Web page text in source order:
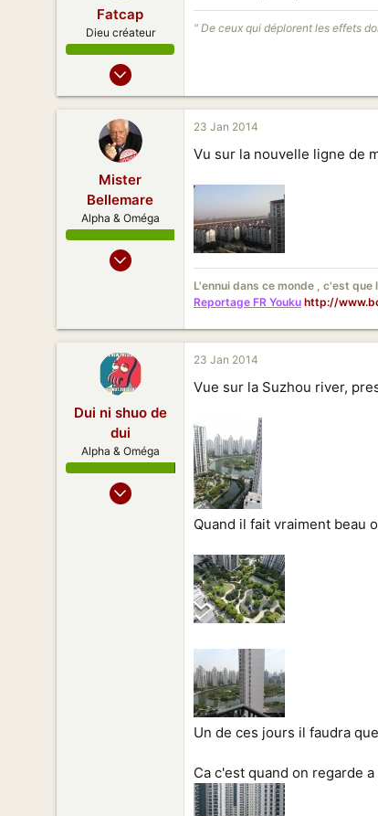
Fatcap
Dieu créateur
20 Juil 2013
2 011
" De ceux qui déplorent les effets
Mister
Bellemare
Alpha & Oméga
22 Juin 2010
Shanghai
23 Jan 2014
Vu sur la nouvelle ligne de
L'ennui dans ce monde , c'est
Reportage FR Youku http://
Dui ni shuo de
dui
Alpha & Oméga
18 Sept 2007
23 Jan 2014
Vue sur la Suzhou river,
Quand il fait vraiment beau
Un de ces jours il faudra
Ca c'est quand on regarde